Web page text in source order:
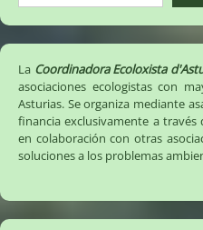
La Coordinadora Ecoloxista
asociaciones ecologistas con
Asturias. Se organiza mediante
financia exclusivamente a
en colaboración con otras
soluciones a los problemas